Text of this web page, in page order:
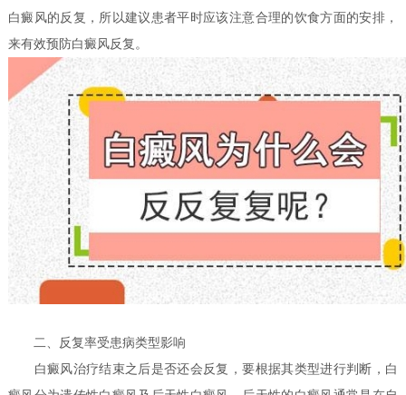
白癜风的反复，所以建议患者平时应该注意合理的饮食方面的安排，
来有效预防白癜风反复。
二、反复率受患病类型影响
白癜风治疗结束之后是否还会反复，要根据其类型进行判断，白